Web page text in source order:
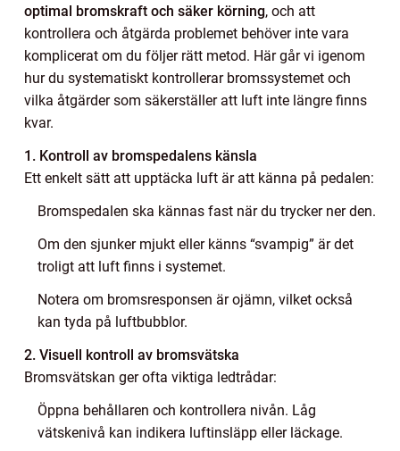
optimal bromskraft och säker körning, och att
kontrollera och åtgärda problemet behöver inte vara
komplicerat om du följer rätt metod. Här går vi igenom
hur du systematiskt kontrollerar bromssystemet och
vilka åtgärder som säkerställer att luft inte längre finns
kvar.
1. Kontroll av bromspedalens känsla
Ett enkelt sätt att upptäcka luft är att känna på pedalen:
Bromspedalen ska kännas fast när du trycker ner den.
Om den sjunker mjukt eller känns “svampig” är det
troligt att luft finns i systemet.
Notera om bromsresponsen är ojämn, vilket också
kan tyda på luftbubblor.
2. Visuell kontroll av bromsvätska
Bromsvätskan ger ofta viktiga ledtrådar:
Öppna behållaren och kontrollera nivån. Låg
vätskenivå kan indikera luftinsläpp eller läckage.